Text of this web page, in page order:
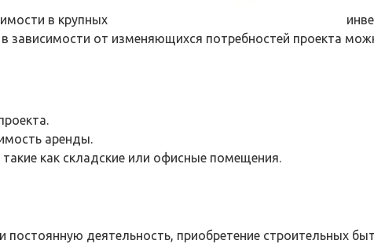
в крупных
зависимости от изменяющихся потребностей проекта
аренды.
как складские или офисные помещения.
деятельность, приобретение строительных